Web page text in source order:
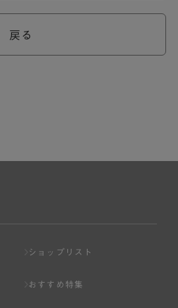
戻る
ショップリスト
おすすめ特集